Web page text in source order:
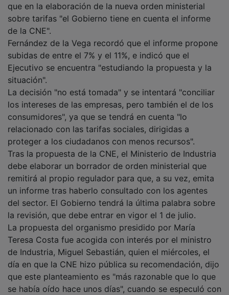
que en la elaboración de la nueva orden ministerial
sobre tarifas "el Gobierno tiene en cuenta el informe
de la CNE".
Fernández de la Vega recordó que el informe propone
subidas de entre el 7% y el 11%, e indicó que el
Ejecutivo se encuentra "estudiando la propuesta y la
situación".
La decisión "no está tomada" y se intentará "conciliar
los intereses de las empresas, pero también el de los
consumidores", ya que se tendrá en cuenta "lo
relacionado con las tarifas sociales, dirigidas a
proteger a los ciudadanos con menos recursos".
Tras la propuesta de la CNE, el Ministerio de Industria
debe elaborar un borrador de orden ministerial que
remitirá al propio regulador para que, a su vez, emita
un informe tras haberlo consultado con los agentes
del sector. El Gobierno tendrá la última palabra sobre
la revisión, que debe entrar en vigor el 1 de julio.
La propuesta del organismo presidido por María
Teresa Costa fue acogida con interés por el ministro
de Industria, Miguel Sebastián, quien el miércoles, el
día en que la CNE hizo pública su recomendación, dijo
que este planteamiento es "más razonable que lo que
se había oído hace unos días", cuando se especuló con